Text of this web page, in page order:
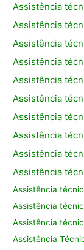
Assistência
Assistência
Assistência
Assistência
Assistência
Assistência
Assistência
Assistência
Assistência
Assistência
Assistência
Assistência
Assistência
Assistência